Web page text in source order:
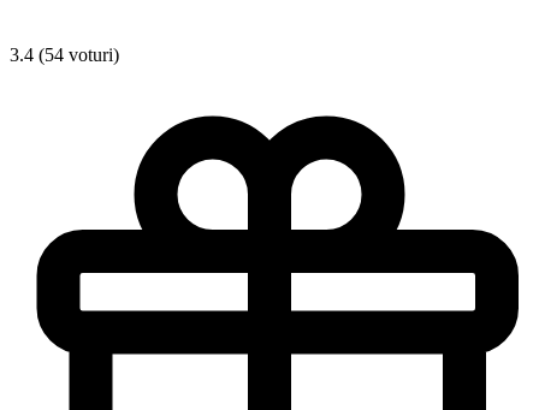
3.4 (54 voturi)